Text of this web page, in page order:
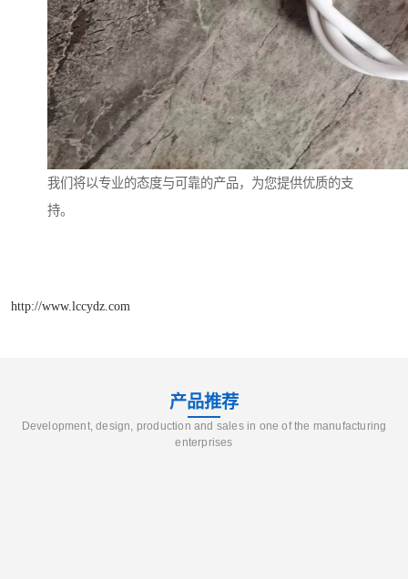
我们将以专业的态度与可靠的产品，为您提供优质的支
持。
http://www.lccydz.com
产品推荐
Development, design, production and sales in one of the manufacturing
enterprises